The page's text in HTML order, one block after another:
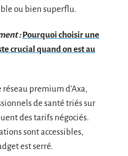
ou bien superflu.
: Pourquoi choisir une
crucial quand on est au
premium d’Axa,
de santé triés sur
des tarifs négociés.
sont accessibles,
est serré.